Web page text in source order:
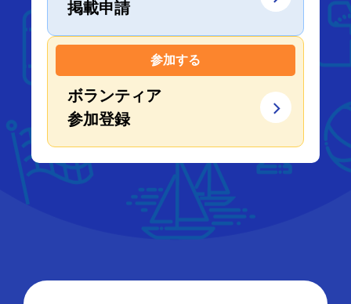
掲載申請
参加する
ボランティア
参加登録